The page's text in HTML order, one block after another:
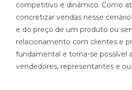
competitivo e dinâmico. Como
concretizar vendas nesse
e do preço de um produto ou
relacionamento com clientes e
fundamental e torna-se possível
vendedores, representantes e